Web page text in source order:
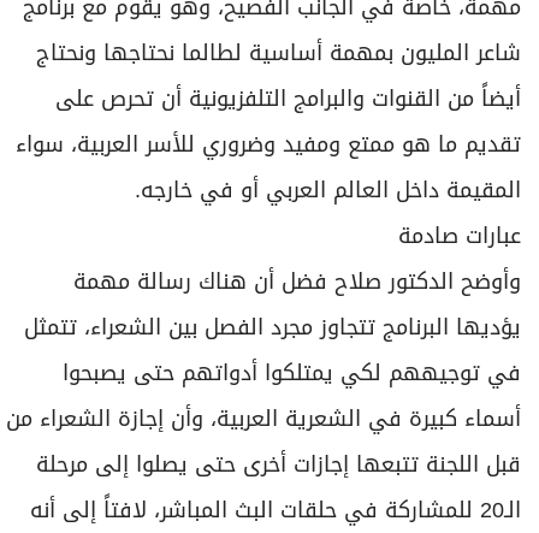
شاعر المليون بمهمة أساسية لطالما نحتاجها ونحتاج
أيضاً من القنوات والبرامج التلفزيونية أن تحرص على
تقديم ما هو ممتع ومفيد وضروري للأسر العربية، سواء
المقيمة داخل العالم العربي أو في خارجه.
عبارات صادمة
وأوضح الدكتور صلاح فضل أن هناك رسالة مهمة
يؤديها البرنامج تتجاوز مجرد الفصل بين الشعراء، تتمثل
في توجيههم لكي يمتلكوا أدواتهم حتى يصبحوا
أسماء كبيرة في الشعرية العربية، وأن إجازة الشعراء من
قبل اللجنة تتبعها إجازات أخرى حتى يصلوا إلى مرحلة
الـ20 للمشاركة في حلقات البث المباشر، لافتاً إلى أنه